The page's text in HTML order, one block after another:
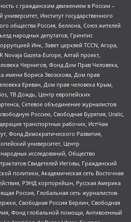
с гражданским движением в России –
Институт государственного
общества Россия, Беллона, Союз жителей
народных депутатов, Гринпис
Инк, Завет церквей TCCN, Агора,
Gazeta-Europe, Алтай проект,
Чернигов, Фонд Дом Прав Человека,
имени Бориса Звозскова, Дом прав
Ереван, Дом прав человека Крым,
ТВ Дождь, Центр европейских
Сетевое объединение журналистов
Россию, Свободная Бурятия, Uralic,
транспортных рабочих, ИстЧам
Фонд Демократического Развития,
университет, Центр
исследований, Общество
Свидетелей Иеговы, Гражданский
политики, Академическая сеть Восточная
РЭНД корпорейшн, Русская Америка
Россия, Глобальная сеть журналистов-
Свободная Россия Берлин, Свободная
Фонд глобальной помощи, Антивоенный